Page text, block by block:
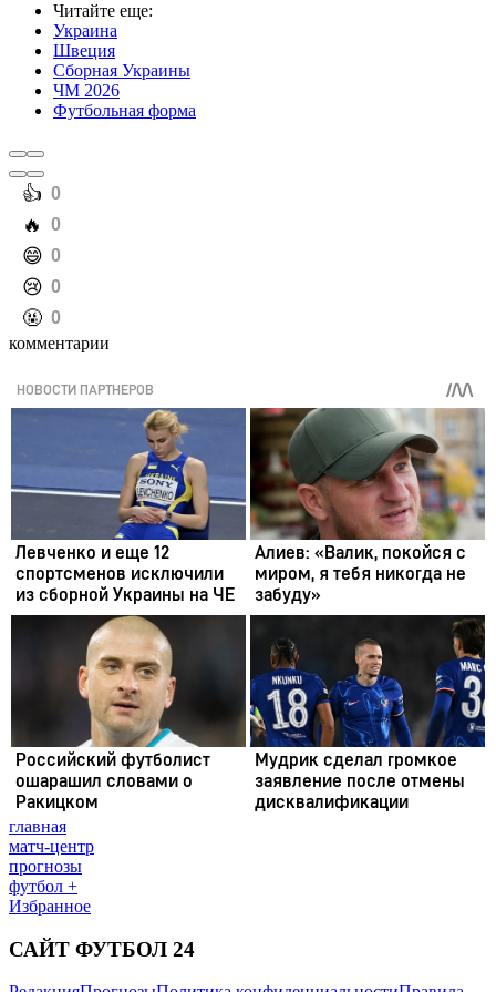
Читайте еще:
Украина
Швеция
Сборная Украины
ЧМ 2026
Футбольная форма
️👍 0
️🔥 0
️😄 0
️😢 0
️🤬 0
комментарии
главная
матч-центр
прогнозы
футбол +
Избранное
САЙТ ФУТБОЛ 24